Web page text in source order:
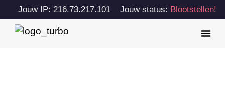
Jouw IP: 216.73.217.101 Jouw status: Blootstellen!